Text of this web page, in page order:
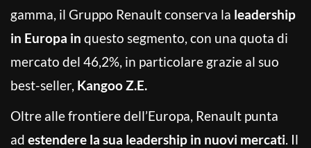
gamma, il Gruppo Renault conserva la leadership
in Europa in questo segmento, con una quota di
mercato del 46,2%, in particolare grazie al suo
best-seller, Kangoo Z.E.
Oltre alle frontiere dell’Europa, Renault punta
ad estendere la sua leadership in nuovi mercati. Il